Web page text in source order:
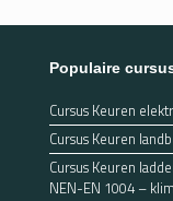
Populaire
Cursus Keuren
Cursus Keuren
Cursus Keuren
NEN-EN 1004 –